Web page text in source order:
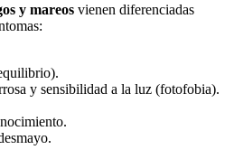
y mareos vienen diferenciadas
y sensibilidad a la luz (fotofobia).